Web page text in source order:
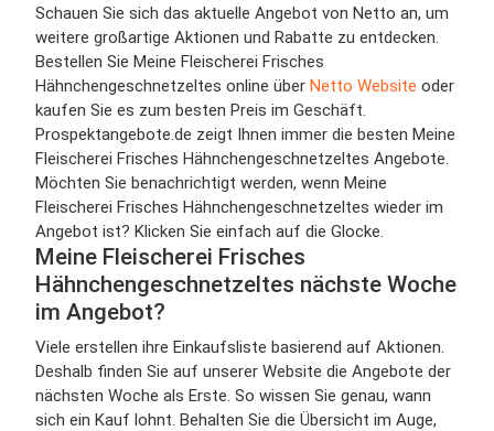
Schauen Sie sich das aktuelle Angebot von Netto an, um
weitere großartige Aktionen und Rabatte zu entdecken.
Bestellen Sie Meine Fleischerei Frisches
Hähnchengeschnetzeltes online über Netto Website oder
kaufen Sie es zum besten Preis im Geschäft.
Prospektangebote.de zeigt Ihnen immer die besten Meine
Fleischerei Frisches Hähnchengeschnetzeltes Angebote.
Möchten Sie benachrichtigt werden, wenn Meine
Fleischerei Frisches Hähnchengeschnetzeltes wieder im
Angebot ist? Klicken Sie einfach auf die Glocke.
Meine Fleischerei Frisches
Hähnchengeschnetzeltes nächste Woche
im Angebot?
Viele erstellen ihre Einkaufsliste basierend auf Aktionen.
Deshalb finden Sie auf unserer Website die Angebote der
nächsten Woche als Erste. So wissen Sie genau, wann
sich ein Kauf lohnt. Behalten Sie die Übersicht im Auge,